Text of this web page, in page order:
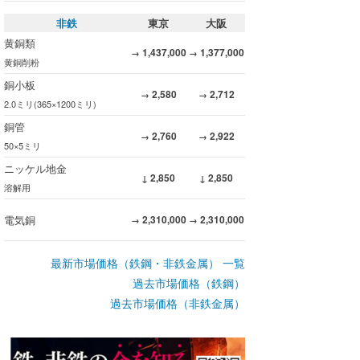
非鉄 東京
大阪
黄銅類
黄銅削粉
→ 1,437,000 → 1,377,000
銅小板
2.0ミリ(365×1200ミリ)
→ 2,580 → 2,712
銅管
50×5ミリ
→ 2,760 → 2,922
ニッケル地金
溶解用
↓ 2,850 ↓ 2,850
電気銅 → 2,310,000 → 2,310,000
最新市場価格（鉄鋼・非鉄金属） 一覧
過去市場価格（鉄鋼）
過去市場価格（非鉄金属）